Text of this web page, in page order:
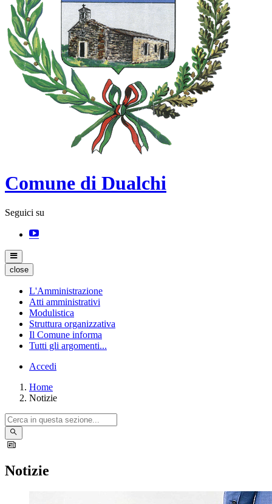
Comune di Dualchi
Seguici su
close
L'Amministrazione
Atti amministrativi
Modulistica
Struttura organizzativa
Il Comune informa
Tutti gli argomenti...
Accedi
Home
Notizie
Notizie